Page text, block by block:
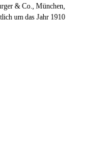
& Co., München,
um das Jahr 1910